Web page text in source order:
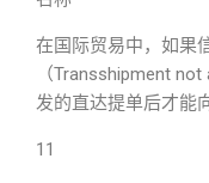
在国际贸易中，如果
（Transshipment
发的直达提单后才能
11